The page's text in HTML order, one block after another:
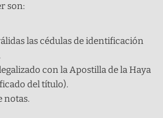
son:
las cédulas de identificación
con la Apostilla de la Haya
del título).
notas.